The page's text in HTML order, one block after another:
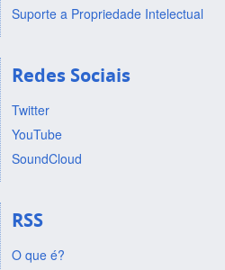
Suporte a Propriedade Intelectual
Redes Sociais
Twitter
YouTube
SoundCloud
RSS
O que é?